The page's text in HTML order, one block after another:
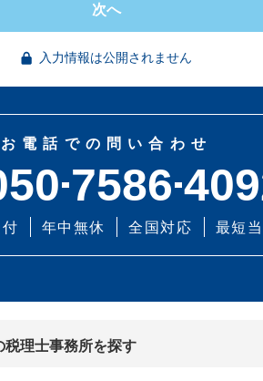
次へ
入力情報は公開されません
お電話での問い合わせ
7586
年中無休 全国対応 最短
理士事務所を探す